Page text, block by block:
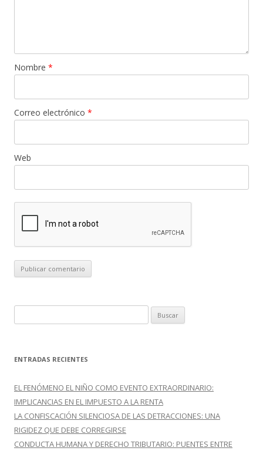
Nombre *
Correo electrónico *
Web
u
c
r
:
ENTRADAS RECIENTES
EL FENÓMENO EL NIÑO COMO EVENTO EXTRAORDINARIO:
IMPLICANCIAS EN EL IMPUESTO A LA RENTA
LA CONFISCACIÓN SILENCIOSA DE LAS DETRACCIONES: UNA
RIGIDEZ QUE DEBE CORREGIRSE
CONDUCTA HUMANA Y DERECHO TRIBUTARIO: PUENTES ENTRE